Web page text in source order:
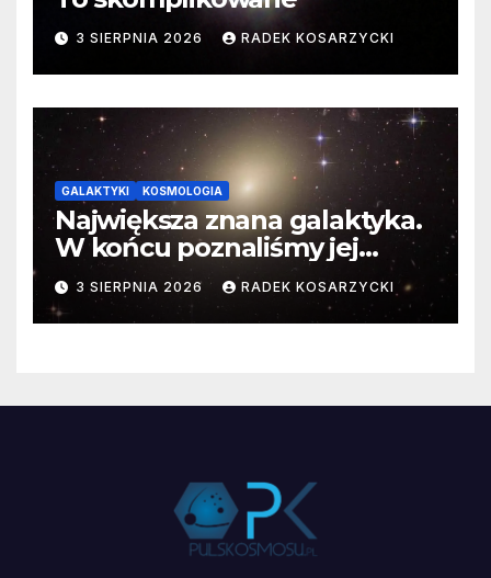
3 SIERPNIA 2026 RADEK KOSARZYCKI
GALAKTYKI KOSMOLOGIA
Największa znana galaktyka.
W końcu poznaliśmy jej
faktyczne wymiary
3 SIERPNIA 2026 RADEK KOSARZYCKI